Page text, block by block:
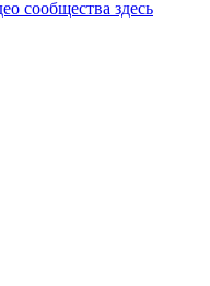
сообщества здесь